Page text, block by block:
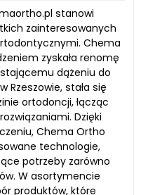
stanowi
zainteresowanych
Chema
zyskała renomę
dążeniu do
Rzeszowie, stała się
ortodoncji, łącząc
Dzięki
Chema Ortho
technologie,
potrzeby zarówno
W asortymencie
produktów, które